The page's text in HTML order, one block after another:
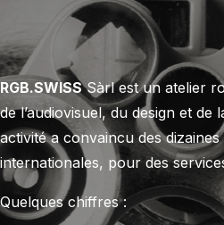
RGB.SWISSSàrl est un atelier
de l’audiovisuel, du design et de
activité a convaincu des
internationales, pour des
Quelques chiffres :